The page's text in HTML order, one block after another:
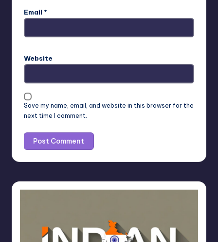
Email *
Website
Save my name, email, and website in this browser for the
next time I comment.